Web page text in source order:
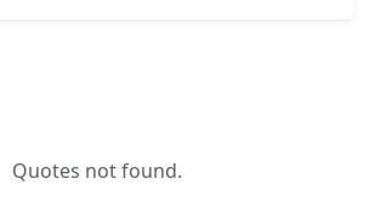
Quotes not found.